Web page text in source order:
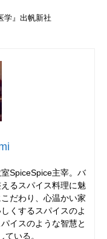
学』出帆新社
SpiceSpice主宰。バ
るスパイス料理に魅
だわり、心温かい家
くするスパイスのよ
イスのような智慧と
いる。